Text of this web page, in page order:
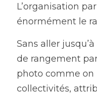
L’organisation
énormément le
Sans aller
de rangement
photo comme on
collectivités,